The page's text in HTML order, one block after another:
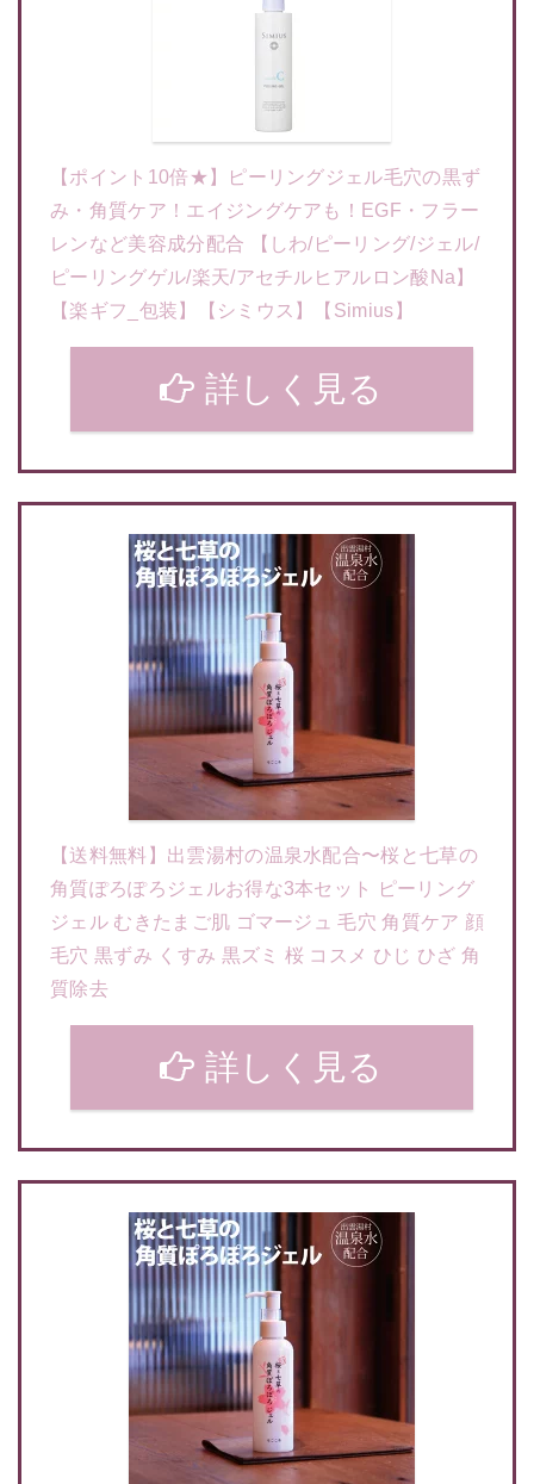
【ポイント10倍★】ピーリングジェル毛穴の黒ず
み・角質ケア！エイジングケアも！EGF・フラー
レンなど美容成分配合 【しわ/ピーリング/ジェル/
ピーリングゲル/楽天/アセチルヒアルロン酸Na】
【楽ギフ_包装】【シミウス】【Simius】
詳しく見る
【送料無料】出雲湯村の温泉水配合〜桜と七草の
角質ぽろぽろジェルお得な3本セット ピーリング
ジェル むきたまご肌 ゴマージュ 毛穴 角質ケア 顔
毛穴 黒ずみ くすみ 黒ズミ 桜 コスメ ひじ ひざ 角
質除去
詳しく見る